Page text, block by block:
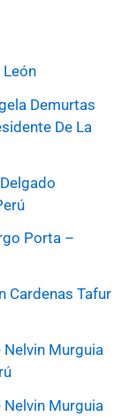
Demurtas
De La
Porta –
Cardenas Tafur
Nelvin Murguia
Nelvin Murguia